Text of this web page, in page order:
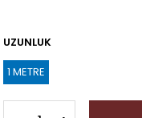
UZUNLUK
1 METRE